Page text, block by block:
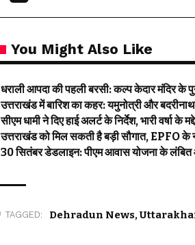
You Might Also Like
धराली आपदा की पहली बरसी: कल्प केदार मंदिर के
उत्तराखंड में बारिश का कहर: यमुनोत्री और
सीएम धामी ने दिए हाई अलर्ट के निर्देश, भारी वर्षा के
उत्तराखंड को मिल सकती है बड़ी सौगात, EPFO के
30 सितंबर डेडलाइन: पीएम आवास योजना के लंबित
TAGGED: Dehradun News,